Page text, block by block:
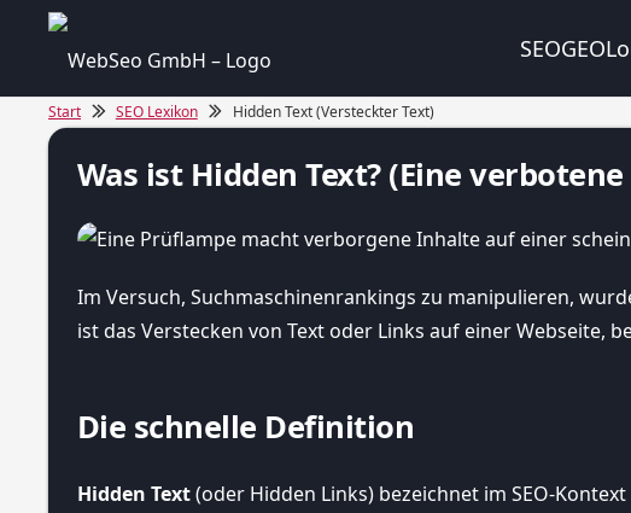
SEOGEO
Start SEO Lexikon Hidden Text (Versteckter Text)
Was ist Hidden Text? (Eine verbotene
Im Versuch, Suchmaschinenrankings zu manipulieren,
ist das Verstecken von Text oder Links auf einer Webseite,
Die schnelle Definition
Hidden Text(oder Hidden Links) bezeichnet im SEO-